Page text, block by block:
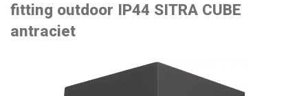
fitting outdoor IP44 SITRA CUBE
antraciet